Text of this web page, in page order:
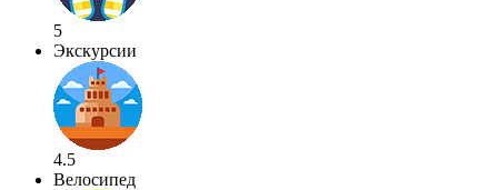
5
Экскурсии
4.5
Велосипед